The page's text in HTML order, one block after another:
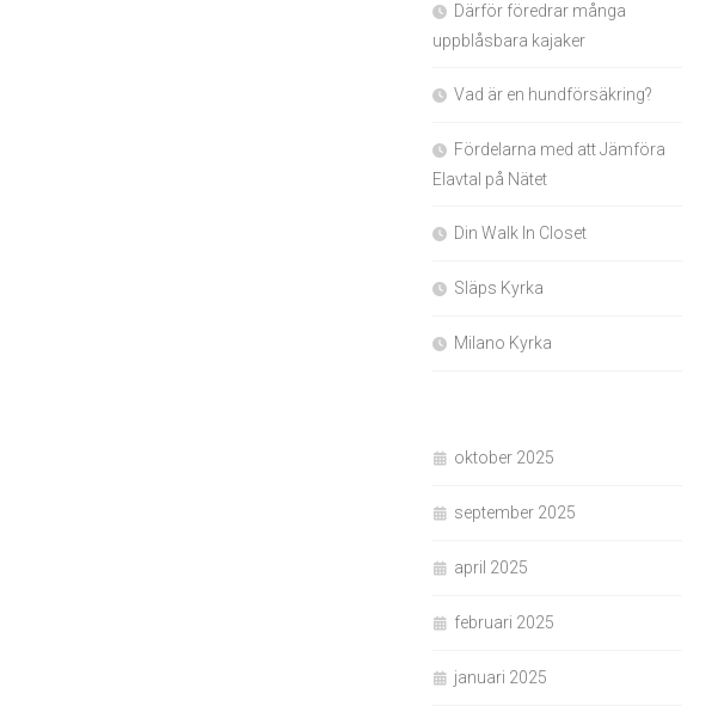
Därför föredrar många
uppblåsbara kajaker
Vad är en hundförsäkring?
Fördelarna med att Jämföra
Elavtal på Nätet
Din Walk In Closet
Släps Kyrka
Milano Kyrka
oktober 2025
september 2025
april 2025
februari 2025
januari 2025